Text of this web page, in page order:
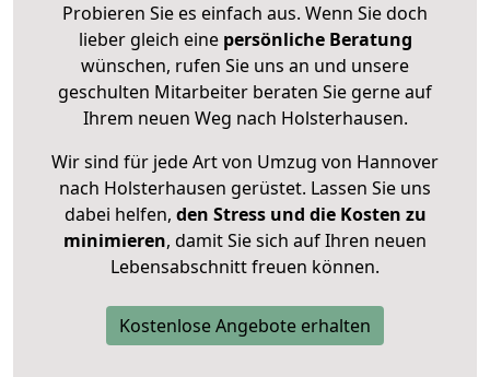
Probieren Sie es einfach aus. Wenn Sie doch
lieber gleich eine persönliche Beratung
wünschen, rufen Sie uns an und unsere
geschulten Mitarbeiter beraten Sie gerne auf
Ihrem neuen Weg nach Holsterhausen.
Wir sind für jede Art von Umzug von Hannover
nach Holsterhausen gerüstet. Lassen Sie uns
dabei helfen, den Stress und die Kosten zu
minimieren, damit Sie sich auf Ihren neuen
Lebensabschnitt freuen können.
Kostenlose Angebote erhalten